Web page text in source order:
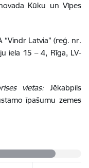
Kūku un Vīpes
“Vindr Latvia” (reģ. nr.
iela 15 – 4, Rīga, LV-
vietas:
Jēkabpils
īpašumu zemes